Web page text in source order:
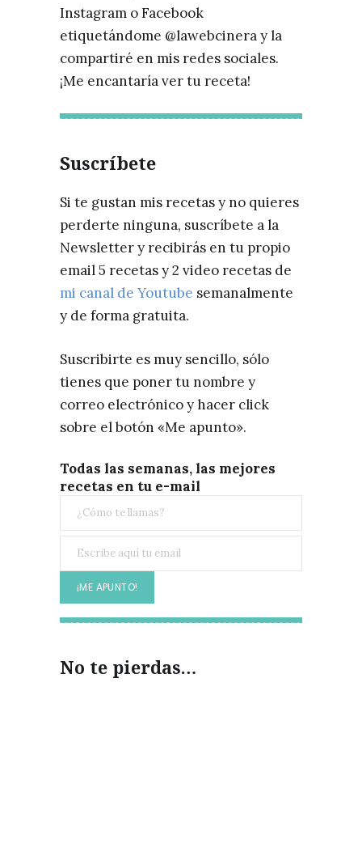
Instagram o Facebook
etiquetándome @lawebcinera y la
compartiré en mis redes sociales.
¡Me encantaría ver tu receta!
Suscríbete
Si te gustan mis recetas y no quieres
perderte ninguna, suscríbete a la
Newsletter y recibirás en tu propio
email 5 recetas y 2 video recetas de
mi canal de Youtube semanalmente
y de forma gratuita.
Suscribirte es muy sencillo, sólo
tienes que poner tu nombre y
correo electrónico y hacer click
sobre el botón «Me apunto».
Todas las semanas, las mejores
recetas en tu e-mail
No te pierdas…